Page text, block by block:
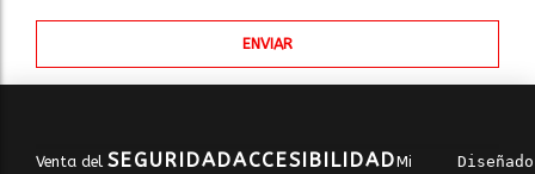
Venta del SEGURIDADACCESIBILIDADMi
Diseñado